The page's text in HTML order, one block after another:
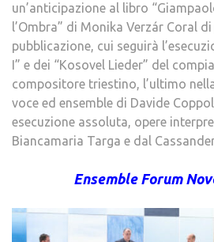
un’anticipazione al libro
l’Ombra” di Monika Verzár Coral
pubblicazione, cui seguirà
I” e dei “Kosovel Lieder” del
compositore triestino, l’ultimo
voce ed ensemble di Davide
esecuzione assoluta, opere
Biancamaria Targa e dal
Ensemble Forum